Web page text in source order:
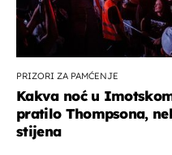
PRIZORI ZA PAMĆENJE
Kakva noć u
pratilo Thompsona,
stijena